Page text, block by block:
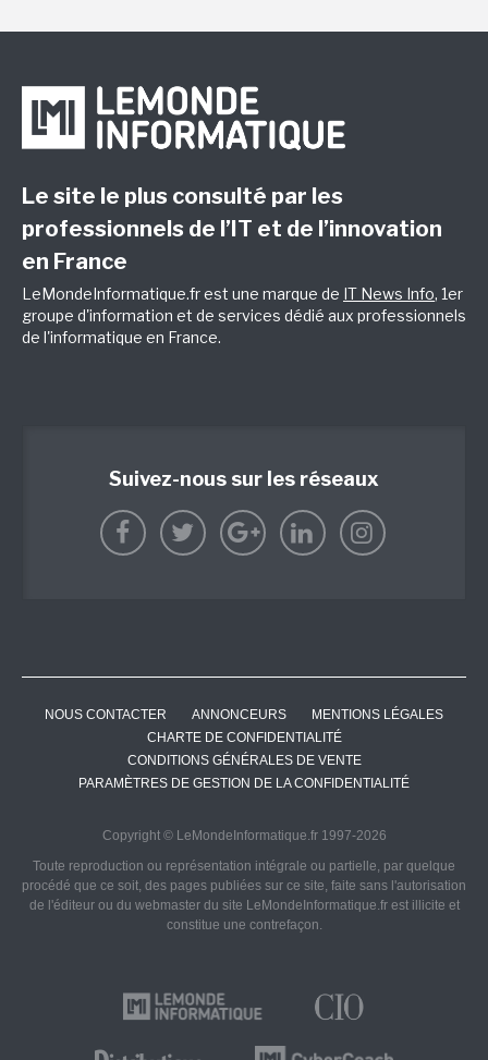
Le site le plus consulté par les
professionnels de l’IT et de l’innovation
en France
LeMondeInformatique.fr est une marque de IT News Info, 1er
groupe d'information et de services dédié aux professionnels
de l'informatique en France.
Suivez-nous sur les réseaux
NOUS CONTACTER ANNONCEURS
MENTIONS LÉGALES
CHARTE DE CONFIDENTIALITÉ
CONDITIONS GÉNÉRALES DE VENTE
PARAMÈTRES DE GESTION DE LA CONFIDENTIALITÉ
Copyright © LeMondeInformatique.fr 1997-2026
Toute reproduction ou représentation intégrale ou partielle, par quelque
procédé que ce soit, des pages publiées sur ce site, faite sans l'autorisation
de l'éditeur ou du webmaster du site LeMondeInformatique.fr est illicite et
constitue une contrefaçon.